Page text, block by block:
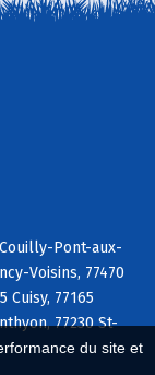
du site et
Pont-aux-
Voisins, 77470
77165
77230 St-